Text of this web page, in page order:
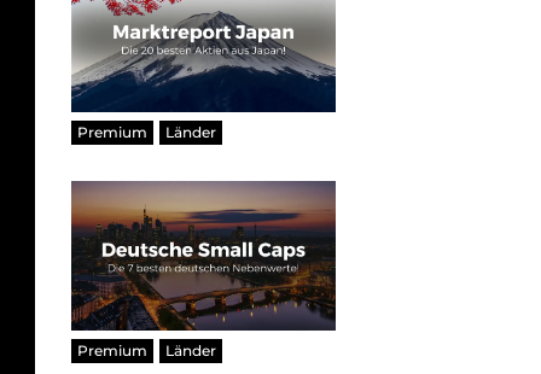
Premium Länder
Premium Länder